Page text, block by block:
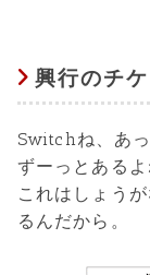
興行のチ
Switchね、あ
ずーっとあるよ
これはしょう
るんだから。